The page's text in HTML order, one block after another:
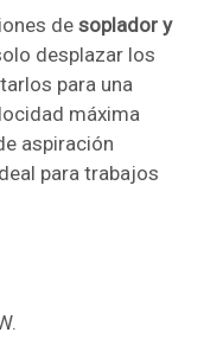
de soplador y
desplazar los
para una
máxima
aspiración
para trabajos